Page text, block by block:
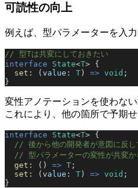
可読性の向上
例えば、型パラメーターを入
// 型Tは共変にしておきたい
interface State<T> {
  set
: (value : T) => void ;
}
変性アノテーションを使わな
これにより、他の箇所で予期
interface State<T> {
// 後から他の開発者が意図に反
// 型パラメーターの変性が共変か
  get
: () => T ;
  set
: (value : T) => void ;
}